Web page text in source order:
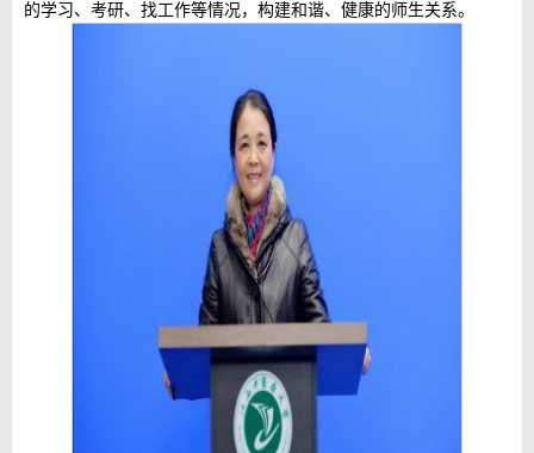
的学习、考研、找工作等情况，构建和谐、健康的师生关系。